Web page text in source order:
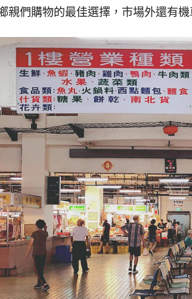
親們購物的最佳選擇，市場外還有